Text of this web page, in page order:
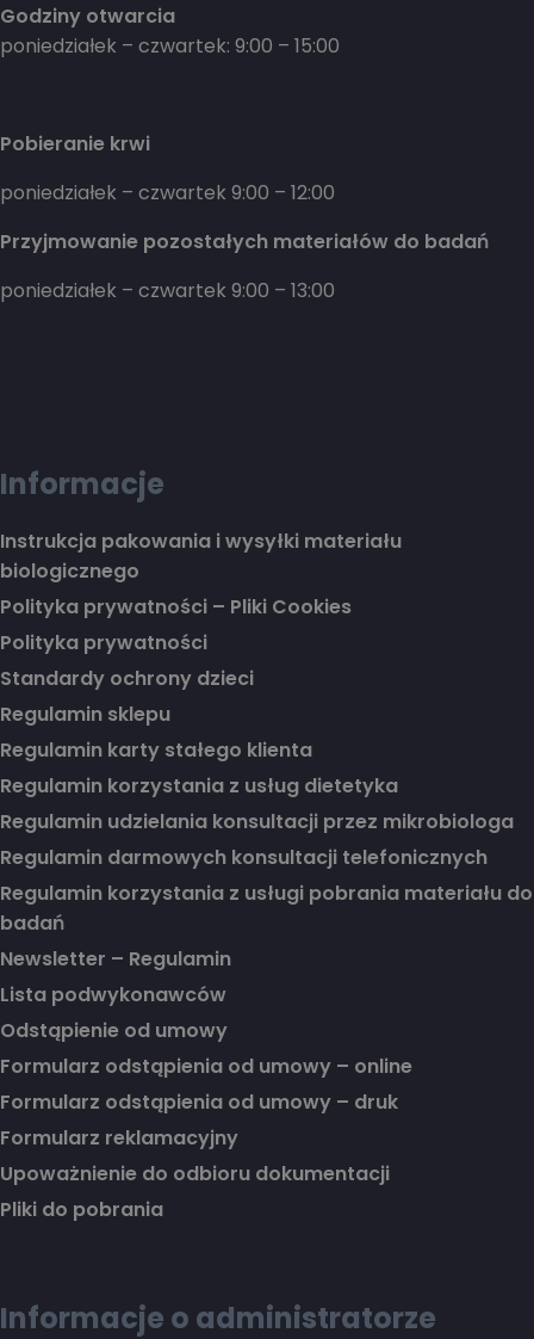
Godziny otwarcia
poniedziałek – czwartek: 9:00 – 15:00
Pobieranie krwi
poniedziałek – czwartek 9:00 – 12:00
Przyjmowanie pozostałych materiałów do badań
poniedziałek – czwartek 9:00 – 13:00
Informacje
Instrukcja pakowania i wysyłki materiału
biologicznego
Polityka prywatności – Pliki Cookies
Polityka prywatności
Standardy ochrony dzieci
Regulamin sklepu
Regulamin karty stałego klienta
Regulamin korzystania z usług dietetyka
Regulamin udzielania konsultacji przez mikrobiologa
Regulamin darmowych konsultacji telefonicznych
Regulamin korzystania z usługi pobrania materiału do
badań
Newsletter – Regulamin
Lista podwykonawców
Odstąpienie od umowy
Formularz odstąpienia od umowy – online
Formularz odstąpienia od umowy – druk
Formularz reklamacyjny
Upoważnienie do odbioru dokumentacji
Pliki do pobrania
Informacje o administratorze